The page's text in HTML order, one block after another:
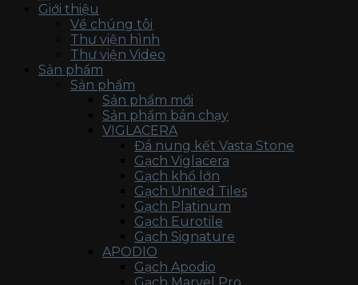
Giới thiệu
Về chúng tôi
Thư viện hình
Thư viện Video
Sản phẩm
Sản phẩm
Sản phẩm mới
Sản phẩm bán chạy
VIGLACERA
Đá nung kết Vasta Stone
Gạch Viglacera
Gạch khổ lớn
Gạch United Tiles
Gạch Platinum
Gạch Eurotile
Gạch Signature
APODIO
Gạch Apodio